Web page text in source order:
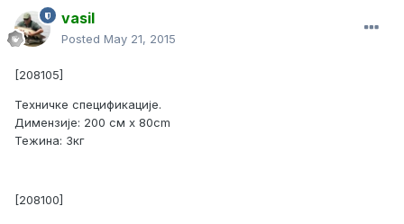
vasil
Posted May 21, 2015
[208105]
Техничке спецификације.
Димензије: 200 см х 80cm
Тежина: 3кг
[208100]